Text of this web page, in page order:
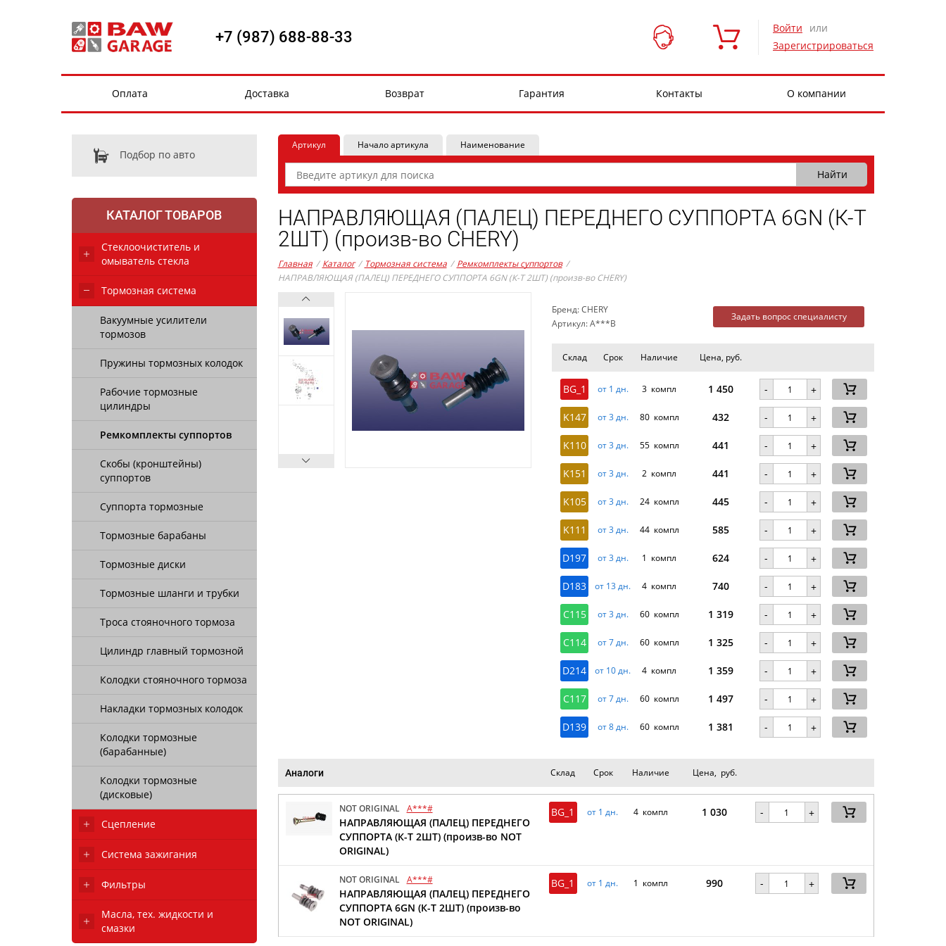
+7 (987) 688-88-33 Войти
или
Зарегистрироваться
Оплата Доставка Возврат Гарантия Контакты О компании
Подбор по авто
КАТАЛОГ ТОВАРОВ
Стеклоочиститель и
омыватель стекла
Тормозная система
Вакуумные усилители
тормозов
Пружины тормозных колодок
Рабочие тормозные
цилиндры
Ремкомплекты суппортов
Скобы (кронштейны)
суппортов
Суппорта тормозные
Тормозные барабаны
Тормозные диски
Тормозные шланги и трубки
Троса стояночного тормоза
Цилиндр главный тормозной
Колодки стояночного тормоза
Накладки тормозных колодок
Колодки тормозные
(барабанные)
Колодки тормозные
(дисковые)
Сцепление
Система зажигания
Фильтры
Масла, тех. жидкости и
смазки
Артикул Начало артикула Наименование
НАПРАВЛЯЮЩАЯ (ПАЛЕЦ) ПЕРЕДНЕГО СУППОРТА 6GN (К-Т
2ШТ) (произв-во CHERY)
Главная / Каталог / Тормозная система / Ремкомплекты суппортов /
НАПРАВЛЯЮЩАЯ (ПАЛЕЦ) ПЕРЕДНЕГО СУППОРТА 6GN (К-Т 2ШТ) (произв-во CHERY)
Бренд: CHERY
Артикул: A***B
Задать вопрос специалисту
Склад Срок Наличие Цена, руб.
BG_1 от 1 дн. 3 компл 1 450 - +
K147 от 3 дн. 80 компл 432 - +
K110 от 3 дн. 55 компл 441 - +
K151 от 3 дн. 2 компл 441 - +
K105 от 3 дн. 24 компл 445 - +
K111 от 3 дн. 44 компл 585 - +
D197 от 3 дн. 1 компл 624 - +
D183 от 13 дн. 4 компл 740 - +
C115 от 3 дн. 60 компл 1 319 - +
C114 от 7 дн. 60 компл 1 325 - +
D214 от 10 дн. 4 компл 1 359 - +
C117 от 7 дн. 60 компл 1 497 - +
D139 от 8 дн. 60 компл 1 381 - +
Аналоги Склад Срок Наличие Цена, руб.
NOT ORIGINAL A***#
НАПРАВЛЯЮЩАЯ (ПАЛЕЦ) ПЕРЕДНЕГО
СУППОРТА (К-Т 2ШТ) (произв-во NOT
ORIGINAL)
BG_1 от 1 дн. 4 компл 1 030 - +
NOT ORIGINAL A***#
НАПРАВЛЯЮЩАЯ (ПАЛЕЦ) ПЕРЕДНЕГО
СУППОРТА 6GN (К-Т 2ШТ) (произв-во
NOT ORIGINAL)
BG_1 от 1 дн. 1 компл 990 - +